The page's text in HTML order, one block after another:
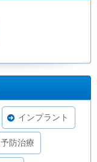
インプラント
予防治療